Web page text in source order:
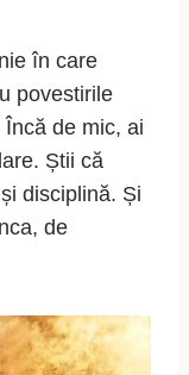
în care
povestirile
de mic, ai
Știi că
disciplină. Și
de